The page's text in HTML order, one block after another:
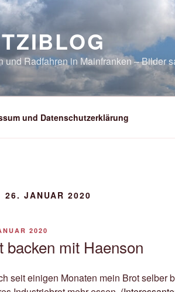
und Radfahren in Mainfranken – Bilder
und Datenschutzerklärung
26. JANUAR 2020
2020
backen mit Haenson
seit einigen Monaten mein Brot selber